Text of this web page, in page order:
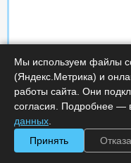
Мы используем файлы
(Яндекс.Метрика) и
работы сайта. Они
согласия. Подробнее —
данных
Принять